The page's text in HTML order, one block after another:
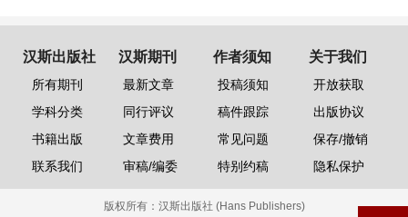
汉斯出版社
所有期刊
学科分类
书籍出版
联系我们
汉斯期刊
最新文章
同行评议
文章费用
审稿/编委
作者须知
投稿须知
稿件跟踪
常见问题
特别约稿
关于我们
开放获取
出版协议
保存/撤销
隐私保护
版权所有： 汉斯出版社 (Hans Publishers)